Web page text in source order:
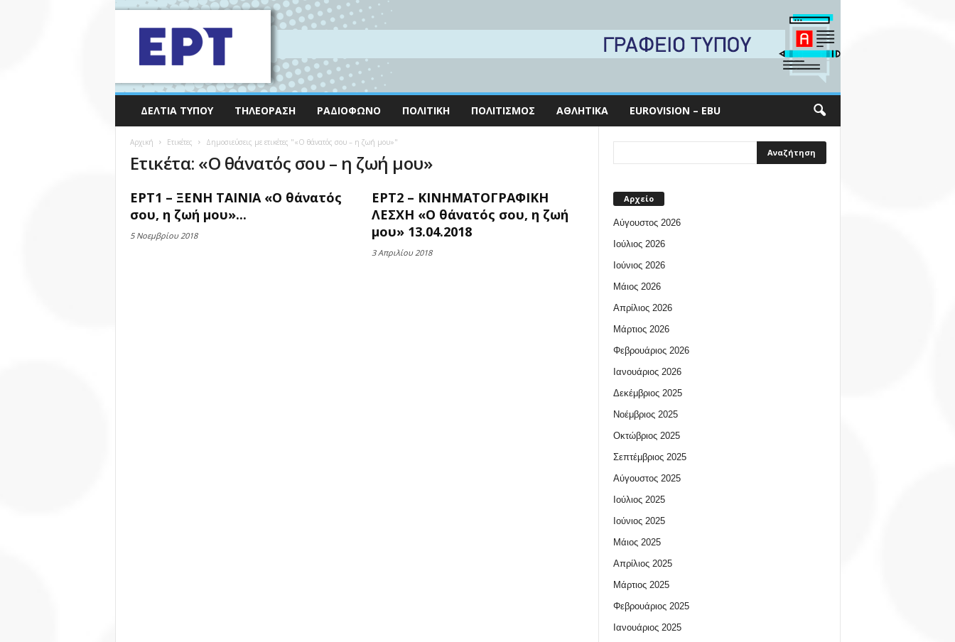
ΔΕΛΤΊΑ ΤΎΠΟΥ ΤΗΛΕΌΡΑΣΗ ΡΑΔΙΌΦΩΝΟ ΠΟΛΙΤΙΚΉ ΠΟΛΙΤΙΣΜΌΣ ΑΘΛΗΤΙΚΆ EUROVISION – EBU
Αρχική Ετικέτες Δημοσιεύσεις με ετικέτες "«Ο θάνατός σου – η ζωή μου»"
Ετικέτα: «Ο θάνατός σου – η ζωή μου»
ΕΡΤ1 – ΞΕΝΗ ΤΑΙΝΙΑ «Ο θάνατός
σου, η ζωή μου»...
5 Νοεμβρίου 2018
ΕΡΤ2 – ΚΙΝΗΜΑΤΟΓΡΑΦΙΚΗ
ΛΕΣΧΗ «Ο θάνατός σου, η ζωή
μου» 13.04.2018
3 Απριλίου 2018
Αρχείο
Αύγουστος 2026
Ιούλιος 2026
Ιούνιος 2026
Μάιος 2026
Απρίλιος 2026
Μάρτιος 2026
Φεβρουάριος 2026
Ιανουάριος 2026
Δεκέμβριος 2025
Νοέμβριος 2025
Οκτώβριος 2025
Σεπτέμβριος 2025
Αύγουστος 2025
Ιούλιος 2025
Ιούνιος 2025
Μάιος 2025
Απρίλιος 2025
Μάρτιος 2025
Φεβρουάριος 2025
Ιανουάριος 2025